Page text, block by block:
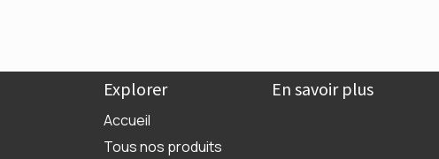
Explorer
Accueil
Tous nos produits
En savoir plus